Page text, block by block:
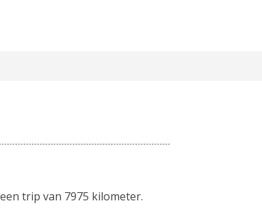
trip van 7975 kilometer.